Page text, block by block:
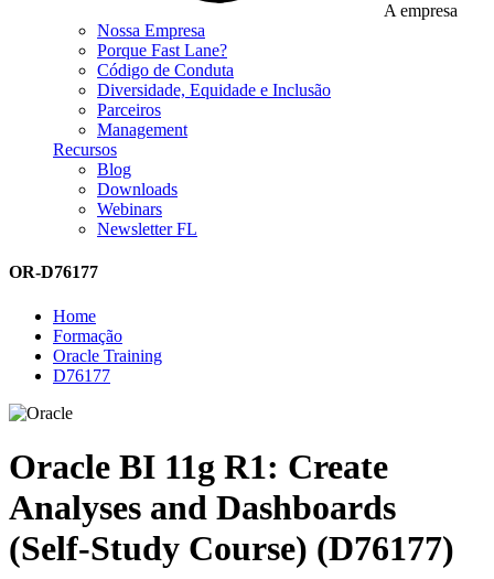
A empresa
Nossa Empresa
Porque Fast Lane?
Código de Conduta
Diversidade, Equidade e Inclusão
Parceiros
Management
Recursos
Blog
Downloads
Webinars
Newsletter FL
OR-D76177
Home
Formação
Oracle Training
D76177
Oracle BI 11g R1: Create
Analyses and Dashboards
(Self-Study Course) (D76177)